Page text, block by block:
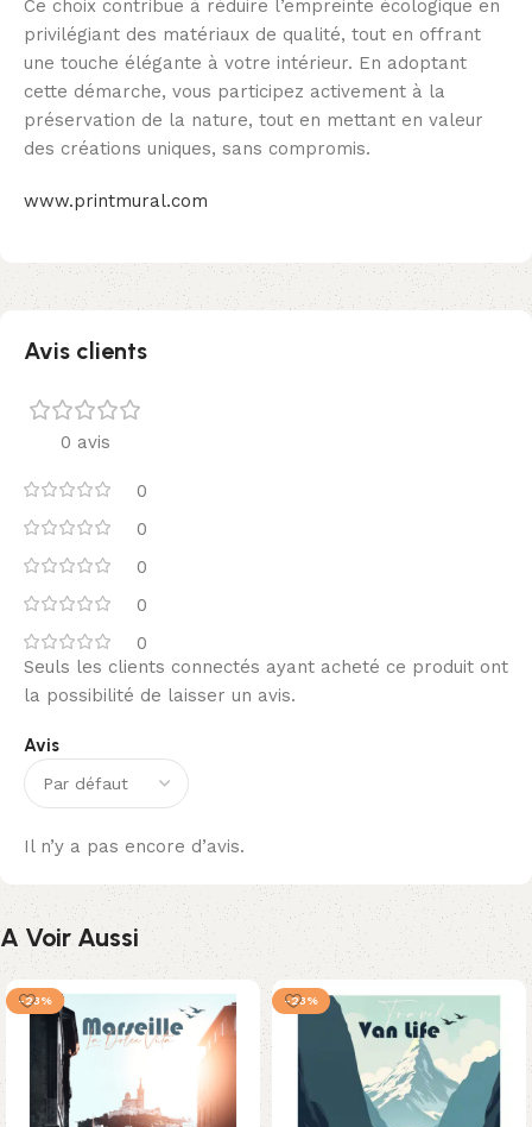
Ce choix contribue à réduire l’empreinte écologique en
privilégiant des matériaux de qualité, tout en offrant
une touche élégante à votre intérieur. En adoptant
cette démarche, vous participez activement à la
préservation de la nature, tout en mettant en valeur
des créations uniques, sans compromis.
www.printmural.com
Avis clients
0 avis
0
0
0
0
0
Avis
Il n’y a pas encore d’avis.
Seuls les clients connectés ayant acheté ce produit ont
la possibilité de laisser un avis.
A Voir Aussi
-23% -23%